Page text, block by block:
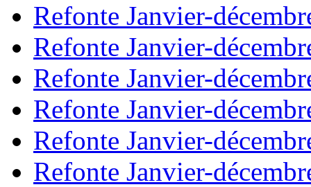
Refonte Janvier-
Refonte Janvier-
Refonte Janvier-
Refonte Janvier-
Refonte Janvier-
Refonte Janvier-